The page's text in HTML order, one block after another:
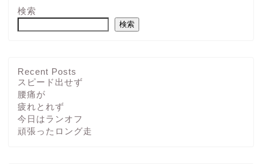
検索
検索
Recent Posts
スピード出せず
腰痛が
疲れとれず
今日はランオフ
頑張ったロング走